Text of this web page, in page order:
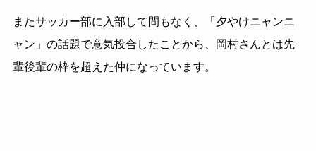
またサッカー部に入部して間もなく、「夕やけニャンニ
ャン」の話題で意気投合したことから、岡村さんとは先
輩後輩の枠を超えた仲になっています。